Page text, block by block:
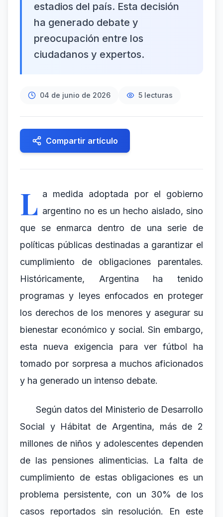
estadios del país. Esta decisión
ha generado debate y
preocupación entre los
ciudadanos y expertos.
04 de junio de 2026 5 lecturas
Compartir artículo
L a medida adoptada por el gobierno
argentino no es un hecho aislado, sino
que se enmarca dentro de una serie de
políticas públicas destinadas a garantizar el
cumplimiento de obligaciones parentales.
Históricamente, Argentina ha tenido
programas y leyes enfocados en proteger
los derechos de los menores y asegurar su
bienestar económico y social. Sin embargo,
esta nueva exigencia para ver fútbol ha
tomado por sorpresa a muchos aficionados
y ha generado un intenso debate.
Según datos del Ministerio de Desarrollo
Social y Hábitat de Argentina, más de 2
millones de niños y adolescentes dependen
de las pensiones alimenticias. La falta de
cumplimiento de estas obligaciones es un
problema persistente, con un 30% de los
casos reportados sin resolución. En este